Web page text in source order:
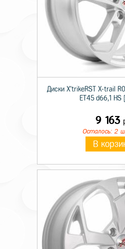
Диски X'trikeRST X-trail
ET45 d66,1 HS
9 163
Осталось: 2
В